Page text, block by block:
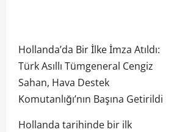
Hollanda’da Bir İlke İmza Atıldı:
Türk Asıllı Tümgeneral Cengiz
Sahan, Hava Destek
Komutanlığı’nın Başına Getirildi
Hollanda tarihinde bir ilk